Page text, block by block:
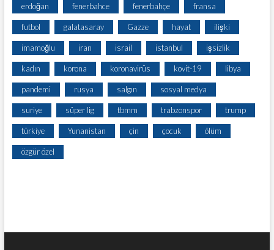
erdoğan fenerbahce fenerbahçe fransa
futbol galatasaray Gazze hayat ilişki
imamoğlu iran israil istanbul işsizlik
kadın korona koronavirüs kovit-19 libya
pandemi rusya salgın sosyal medya
suriye süper lig tbmm trabzonspor trump
türkiye Yunanistan çin çocuk ölüm
özgür özel